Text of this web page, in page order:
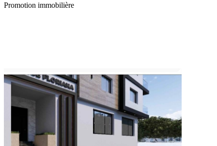
Promotion immobilière